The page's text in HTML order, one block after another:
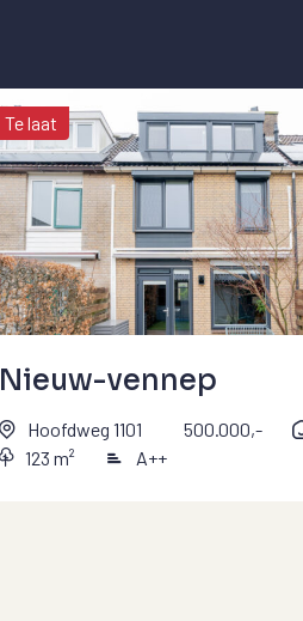
Te laat
Nieuw-vennep
Hoofdweg 1101 500.000,-
123 m²
A++